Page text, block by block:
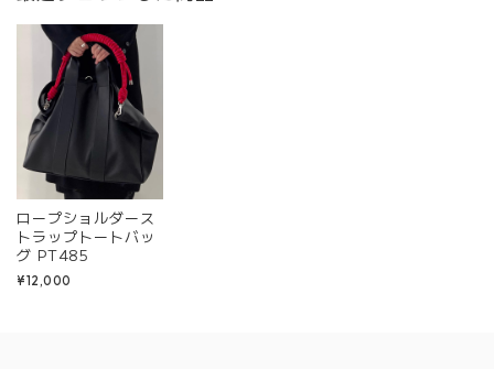
ロープショルダース
トラップトートバッ
グ PT485
¥12,000